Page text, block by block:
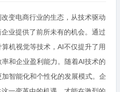
变电商行业的生态，从技术驱动
业提供了前所未有的机会。通过
机视觉等技术，AI不仅提升了用
和企业盈利能力。随着AI技术的
智能化和个性化的发展模式。企